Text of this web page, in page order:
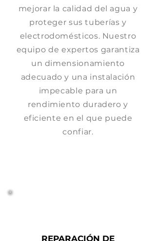
mejorar la calidad del agua y
proteger sus tuberías y
electrodomésticos. Nuestro
equipo de expertos garantiza
un dimensionamiento
adecuado y una instalación
impecable para un
rendimiento duradero y
eficiente en el que puede
confiar.
REPARACIÓN DE